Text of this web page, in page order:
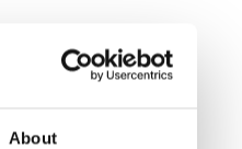
About